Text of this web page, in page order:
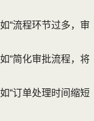
“流程环节过多，审
“简化审批流程，将
“订单处理时间缩短